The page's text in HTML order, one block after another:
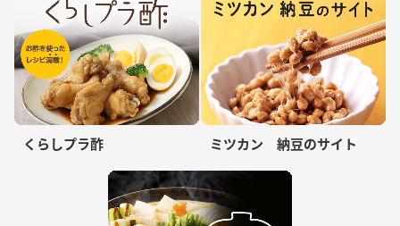
くらしプラ酢 ミツカン 納豆のサイト